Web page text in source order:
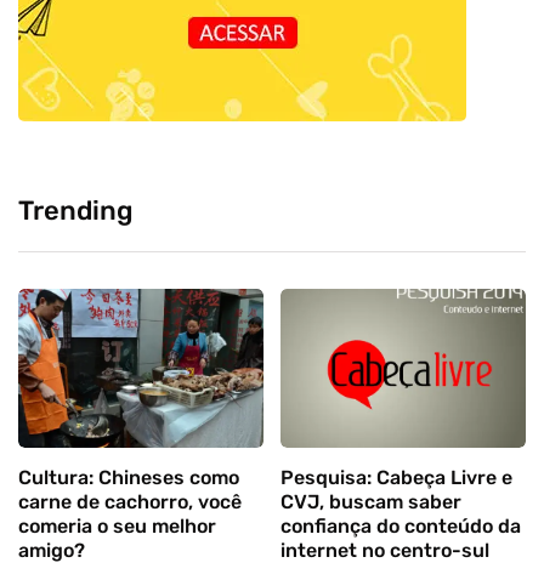
Trending
Cultura: Chineses como
carne de cachorro, você
comeria o seu melhor
amigo?
Pesquisa: Cabeça Livre e
CVJ, buscam saber
confiança do conteúdo da
internet no centro-sul